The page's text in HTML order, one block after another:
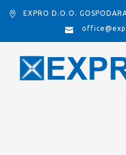
EXPRO D.O.O.